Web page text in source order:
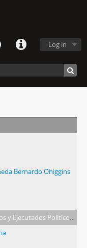
Log in
Bernardo Ohiggins
Memorial de los Detenidos Desaparecidos y Ejecutados Políticos,Cementerio General